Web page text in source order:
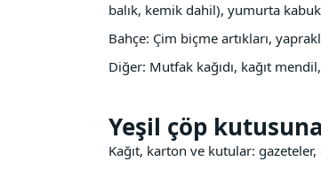
balık, kemik dahil), yumurta
Bahçe: Çim biçme artıkları,
Diğer: Mutfak kağıdı, kağıt
Yeşil çöp
Kağıt, karton ve kutular: